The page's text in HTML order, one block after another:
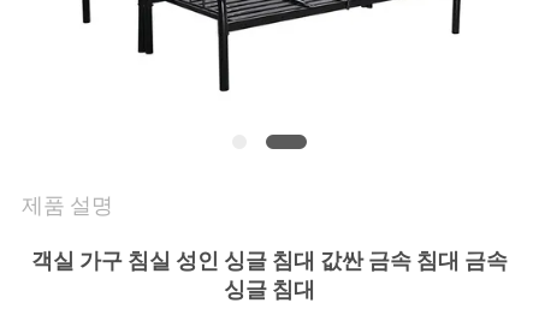
제품 설명
객실 가구 침실 성인 싱글 침대 값싼 금속 침대 금속
싱글 침대